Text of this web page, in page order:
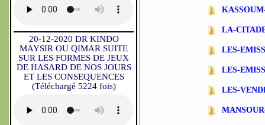
20-12-2020 DR KINDO
MAYSIR OU QIMAR SUITE
SUR LES FORMES DE JEUX
DE HASARD DE NOS JOURS
ET LES CONSEQUENCES
(Téléchargé 5224 fois)
LA-
LES-
LES-
LES-